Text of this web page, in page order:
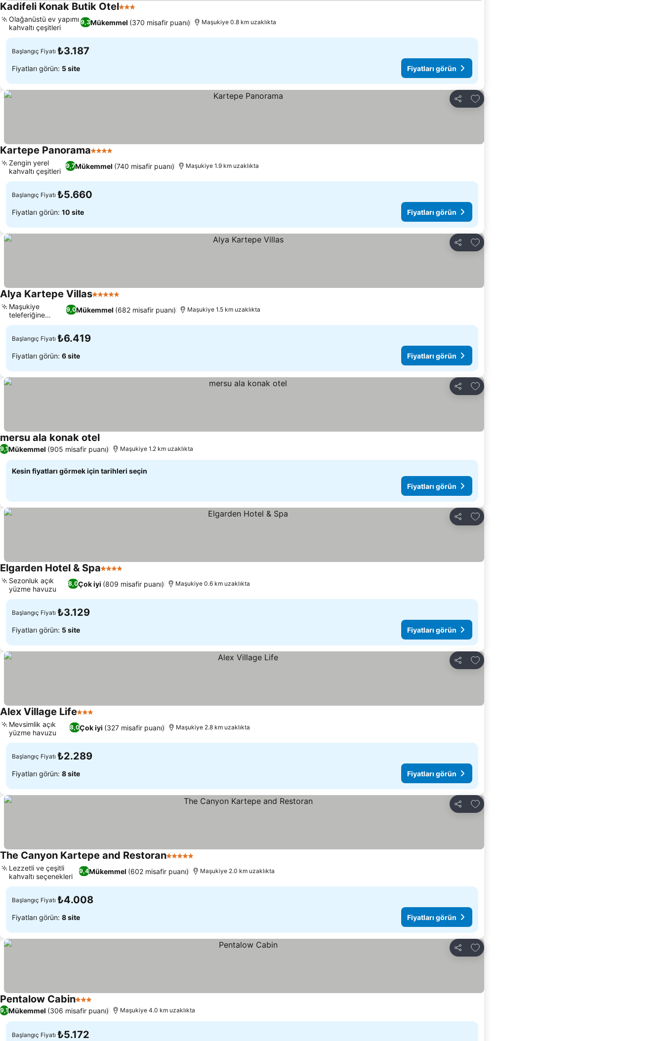
Kadifeli Konak Butik Otel3 Yıldız
9,3Mükemmel (370 misafir puanı)
Olağanüstü ev yapımı
kahvaltı çeşitleri
Maşukiye 0.8 km uzaklıkta
Başlangıç Fiyatı ₺3.187
Fiyatları görün: 5 site Fiyatları görün
Paylaş
Favorilerime ekle
Kartepe Panorama4 Yıldız
9,7Mükemmel (740 misafir puanı)
Zengin yerel
kahvaltı çeşitleri
Maşukiye 1.9 km uzaklıkta
Başlangıç Fiyatı ₺5.660
Fiyatları görün: 10 site Fiyatları görün
Paylaş
Favorilerime ekle
Alya Kartepe Villas5 Yıldız
9,0Mükemmel (682 misafir puanı)
Maşukiye
teleferiğine
yakınlık
Maşukiye 1.5 km uzaklıkta
Başlangıç Fiyatı ₺6.419
Fiyatları görün: 6 site Fiyatları görün
Paylaş
Favorilerime ekle
mersu ala konak otelFiyatları görün
9,1Mükemmel (905 misafir puanı) Maşukiye 1.2 km uzaklıkta
Kesin fiyatları görmek için tarihleri seçin
Fiyatları görün
Paylaş
Favorilerime ekle
Elgarden Hotel & Spa4 Yıldız
8,0Çok iyi (809 misafir puanı)
Sezonluk açık
yüzme havuzu
Maşukiye 0.6 km uzaklıkta
Başlangıç Fiyatı ₺3.129
Fiyatları görün: 5 site Fiyatları görün
Paylaş
Favorilerime ekle
Alex Village Life3 Yıldız
8,0Çok iyi (327 misafir puanı)
Mevsimlik açık
yüzme havuzu
Maşukiye 2.8 km uzaklıkta
Başlangıç Fiyatı ₺2.289
Fiyatları görün: 8 site Fiyatları görün
Paylaş
Favorilerime ekle
The Canyon Kartepe and Restoran5 Yıldız
9,4Mükemmel (602 misafir puanı)
Lezzetli ve çeşitli
kahvaltı seçenekleri
Maşukiye 2.0 km uzaklıkta
Başlangıç Fiyatı ₺4.008
Fiyatları görün: 8 site Fiyatları görün
Paylaş
Favorilerime ekle
Pentalow Cabin3 YıldızFiyatları görün
9,1Mükemmel (306 misafir puanı) Maşukiye 4.0 km uzaklıkta
Başlangıç Fiyatı ₺5.172